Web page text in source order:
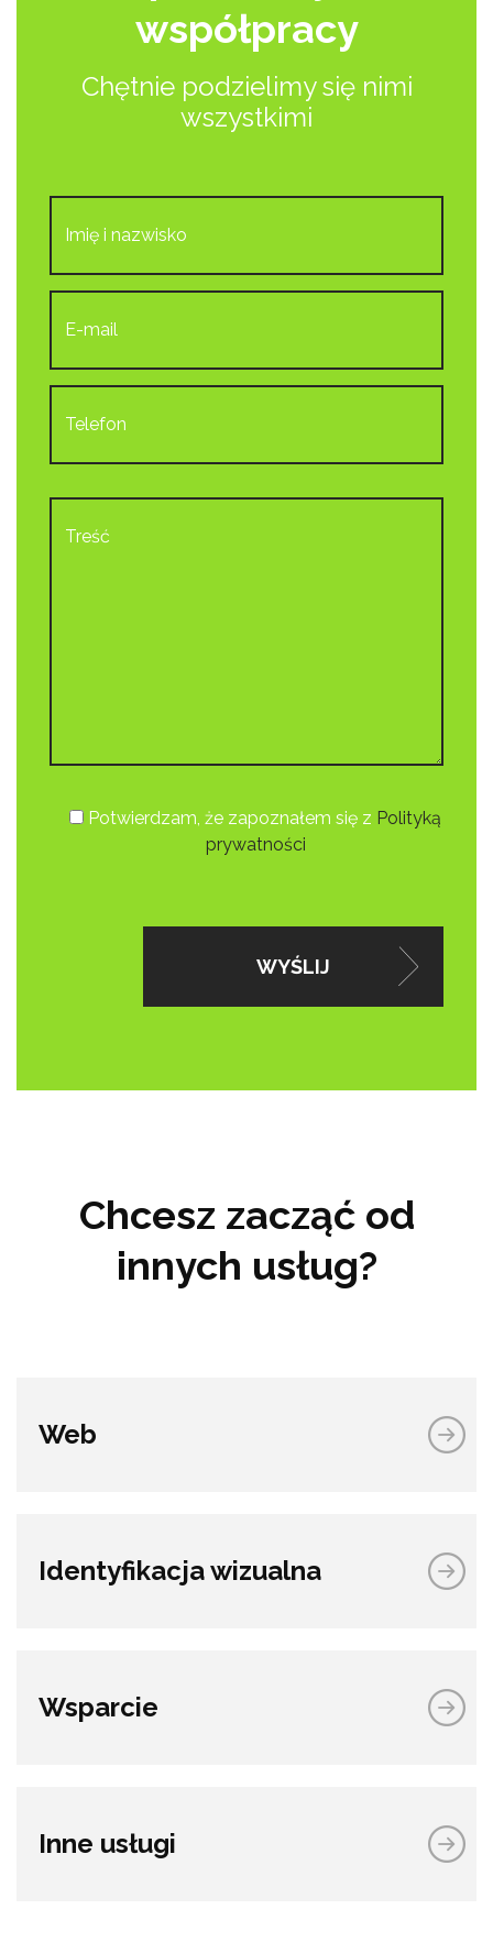
współpracy
Chętnie podzielimy się nimi
wszystkimi
Potwierdzam, że zapoznałem się z Polityką
prywatności
Chcesz zacząć od
innych usług?
Web
Identyfikacja wizualna
Wsparcie
Inne usługi